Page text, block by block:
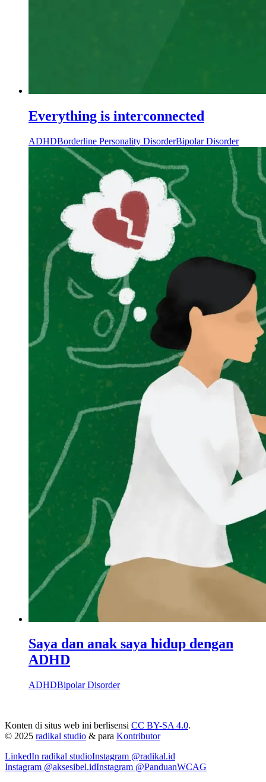
Everything is interconnected
ADHDBorderline Personality DisorderBipolar Disorder
Saya dan anak saya hidup dengan
ADHD
ADHDBipolar Disorder
Konten di situs web ini berlisensi CC BY-SA 4.0.
© 2025 radikal studio & para Kontributor
LinkedIn radikal studioInstagram @radikal.id
Instagram @aksesibel.idInstagram @PanduanWCAG